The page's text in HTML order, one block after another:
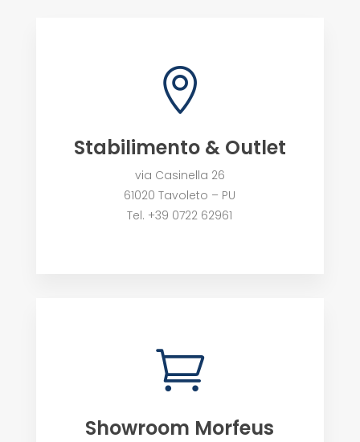

Stabilimento & Outlet
via Casinella 26
61020 Tavoleto – PU
Tel. +39 0722 62961

Showroom Morfeus